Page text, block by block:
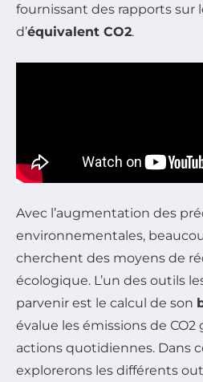
fournissant des rapports sur
d’équivalent CO2.
Avec l’augmentation des
environnementales,
cherchent des moyens de
écologique. L’un des outils
parvenir est le calcul de son
évalue les émissions de CO2
actions quotidiennes. Dans
explorerons les différents